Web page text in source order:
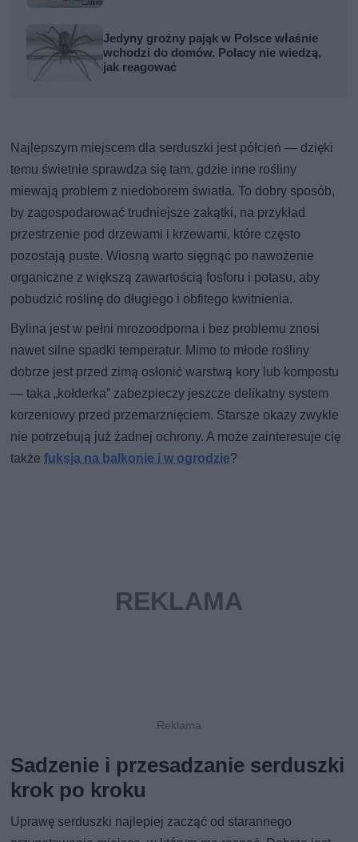
Jedyny groźny pająk w Polsce właśnie
wchodzi do domów. Polacy nie wiedzą,
jak reagować
Najlepszym miejscem dla serduszki jest półcień — dzięki
temu świetnie sprawdza się tam, gdzie inne rośliny
miewają problem z niedoborem światła. To dobry sposób,
by zagospodarować trudniejsze zakątki, na przykład
przestrzenie pod drzewami i krzewami, które często
pozostają puste. Wiosną warto sięgnąć po nawożenie
organiczne z większą zawartością fosforu i potasu, aby
pobudzić roślinę do długiego i obfitego kwitnienia.
Bylina jest w pełni mrozoodporna i bez problemu znosi
nawet silne spadki temperatur. Mimo to młode rośliny
dobrze jest przed zimą osłonić warstwą kory lub kompostu
— taka „kołderka” zabezpieczy jeszcze delikatny system
korzeniowy przed przemarznięciem. Starsze okazy zwykle
nie potrzebują już żadnej ochrony. A może zainteresuje cię
takżefuksja na balkonie i w ogrodzie?
Sadzenie i przesadzanie serduszki
krok po kroku
Uprawę serduszki najlepiej zacząć od starannego